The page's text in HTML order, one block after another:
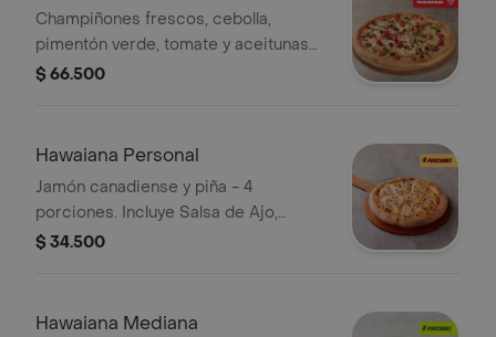
Champiñones frescos, cebolla,
pimentón verde, tomate y aceitunas
negras. - 12 porciones. Incluye Salsa
$ 66.500
Hawaiana Personal
Jamón canadiense y piña - 4
porciones. Incluye Salsa de Ajo,
Sazonador Pimienta Roja y
$ 34.500
Hawaiana Mediana